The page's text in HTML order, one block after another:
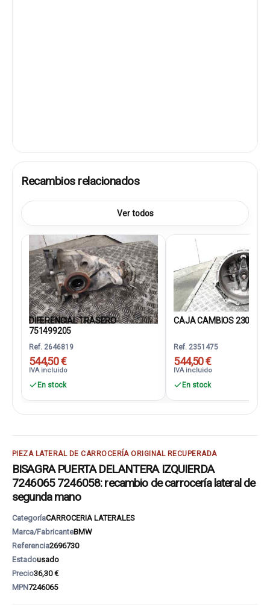
Recambios relacionados
Ver todos
DIFERENCIAL TRASERO
751499205
Ref. 2646819
544,50 €
IVA incluido
En stock
CAJA CAMBIOS
Ref. 2351475
544,50 €
IVA incluido
En stock
PIEZA LATERAL DE CARROCERÍA ORIGINAL RECUPERADA
BISAGRA PUERTA DELANTERA IZQUIERDA
7246065 7246058: recambio de carrocería lateral de
segunda mano
CategoríaCARROCERIA LATERALES
Marca/FabricanteBMW
Referencia2696730
Estadousado
Precio36,30 €
MPN7246065